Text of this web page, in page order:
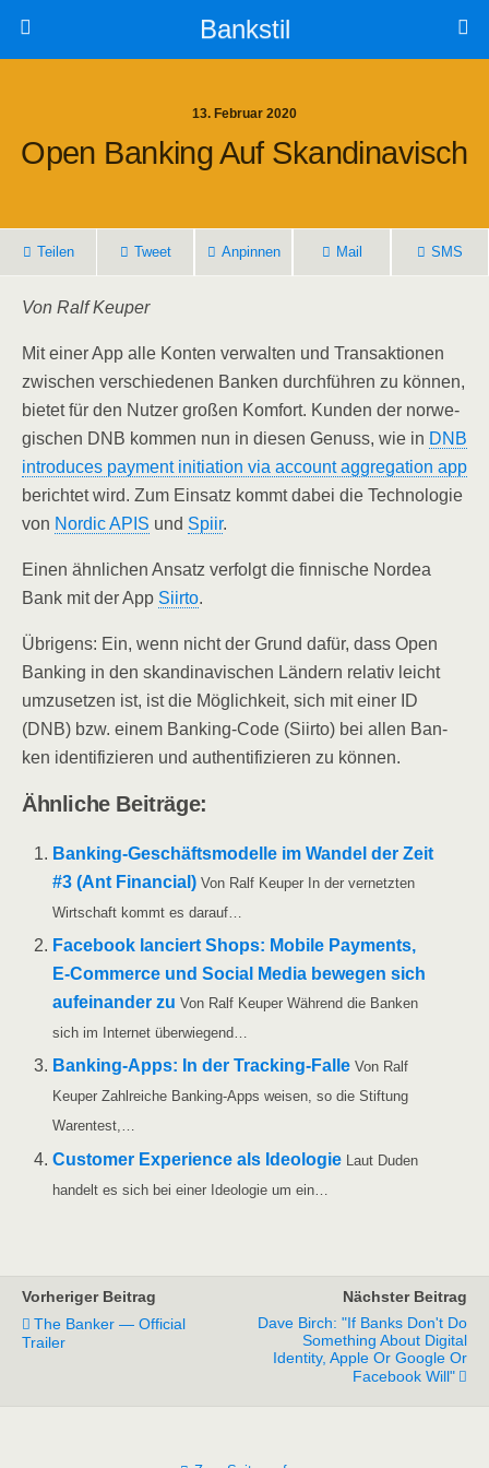
Bankstil
13. Februar 2020
Open Ban­king Auf Skandinavisch
Tei­len Tweet Anpin­nen Mail SMS
Von Ralf Keuper
Mit einer App alle Kon­ten ver­wal­ten und Trans­ak­tio­nen
zwi­schen ver­schie­de­nen Ban­ken durch­füh­ren zu kön­nen,
bie­tet für den Nut­zer gro­ßen Kom­fort. Kun­den der nor­we­
gi­schen DNB kom­men nun in die­sen Genuss, wie in DNB
intro­du­ces pay­ment initia­ti­on via account aggre­ga­ti­on app
berich­tet wird. Zum Ein­satz kommt dabei die Tech­no­lo­gie
von Nor­dic APIS und Spi­ir.
Einen ähn­li­chen Ansatz ver­folgt die fin­ni­sche Nor­dea
Bank mit der App Siir­to.
Übri­gens: Ein, wenn nicht der Grund dafür, dass Open
Ban­king in den skan­di­na­vi­schen Län­dern rela­tiv leicht
umzu­set­zen ist, ist die Mög­lich­keit, sich mit einer ID
(DNB) bzw. einem Ban­king-Code (Siir­to) bei allen Ban­
ken iden­ti­fi­zie­ren und authen­ti­fi­zie­ren zu können.
Ähn­li­che Beiträge:
Ban­king-Geschäfts­­­mo­­del­­le im Wan­del der Zeit
#3 (Ant Finan­cial) Von Ralf Keu­per In der ver­netz­ten
Wirt­schaft kommt es darauf…
Face­book lan­ciert Shops: Mobi­le Pay­ments,
E‑Commerce und Social Media bewe­gen sich
auf­ein­an­der zu Von Ralf Keu­per Wäh­rend die Ban­ken
sich im Inter­net überwiegend…
Ban­king-Apps: In der Track­ing-Fal­le Von Ralf
Keu­per Zahl­rei­che Ban­king-Apps wei­sen, so die Stif­tung
Warentest,…
Cus­to­mer Expe­ri­ence als Ideo­lo­gie Laut Duden
han­delt es sich bei einer Ideo­lo­gie um ein…
Vorheriger Beitrag
The Banker — Official
Trailer
Nächster Beitrag
Dave Birch: "if Banks Don't Do
Something About Digital
Identity, Apple Or Google Or
Facebook Will"